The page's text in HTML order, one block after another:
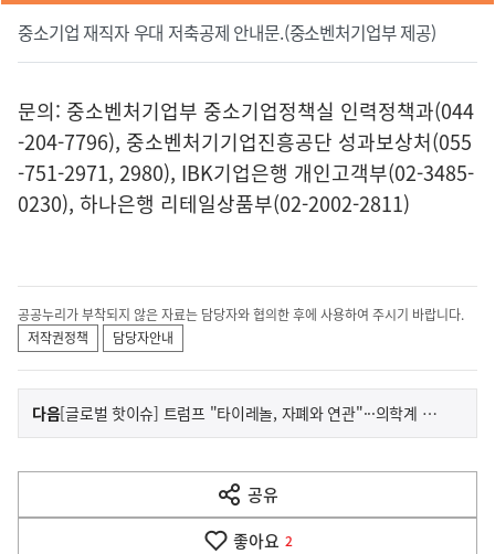
중소기업 재직자 우대 저축공제 안내문.(중소벤처기업부 제공)
문의: 중소벤처기업부 중소기업정책실 인력정책과(044
-204-7796), 중소벤처기기업진흥공단 성과보상처(055
-751-2971, 2980), IBK기업은행 개인고객부(02-3485-
0230), 하나은행 리테일상품부(02-2002-2811)
공공누리가 부착되지 않은 자료는 담당자와 협의한 후에 사용하여 주시기 바랍니다.
저작권정책
담당자안내
이
전
다
음
다음기
[글로벌 핫이슈] 트럼프 "타이레놀, 자폐와 연관"···의학계 반발
공유
열
기
좋아요 2